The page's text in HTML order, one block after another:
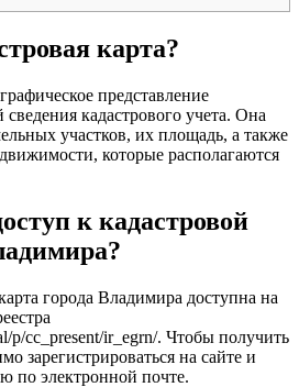
карта?
представление
кадастрового учета. Она
участков, их площадь, а также
которые располагаются
к кадастровой
города Владимира доступна на
p/cc_present/ir_egrn/. Чтобы получить
зарегистрироваться на сайте и
по электронной почте.